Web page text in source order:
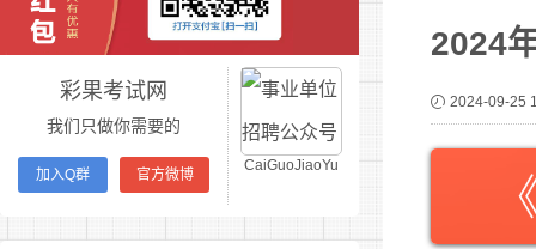
彩果考试网
我们只做你需要的
加入Q群 官方微博
CaiGuoJiaoYu
2024
2024-09-25